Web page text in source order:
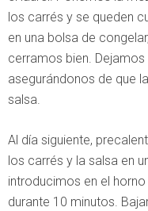
los carrés y se queden
en una bolsa de
cerramos bien.
asegurándonos de que
salsa.
Al día siguiente,
los carrés y la salsa en
introducimos en el
durante 10 minutos.